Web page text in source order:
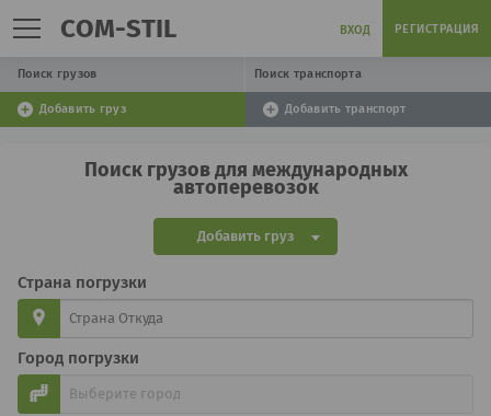
COM-STIL ВХОД РЕГИСТРАЦИЯ
Поиск грузов Поиск транспорта
Добавить груз Добавить транспорт
Поиск грузов для международных
автоперевозок
Добавить груз
Страна погрузки
Город погрузки